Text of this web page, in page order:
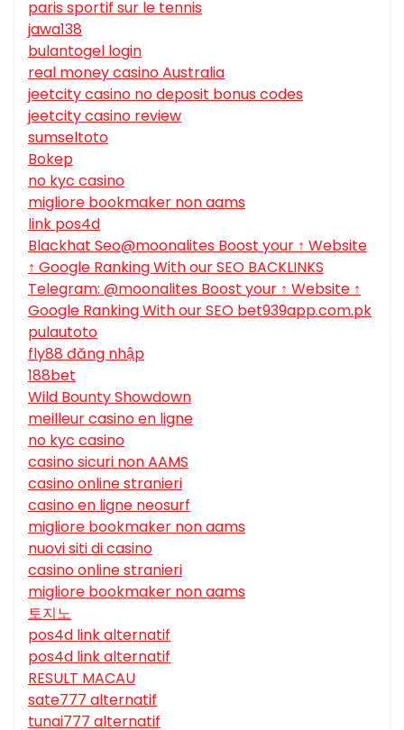
paris sportif sur le tennis
jawa138
bulantogel login
real money casino Australia
jeetcity casino no deposit bonus codes
jeetcity casino review
sumseltoto
Bokep
no kyc casino
migliore bookmaker non aams
link pos4d
Blackhat Seo@moonalites Boost your ↑ Website
↑ Google Ranking With our SEO BACKLINKS
Telegram: @moonalites Boost your ↑ Website ↑
Google Ranking With our SEO bet939app.com.pk
pulautoto
fly88 đăng nhập
188bet
Wild Bounty Showdown
meilleur casino en ligne
no kyc casino
casino sicuri non AAMS
casino online stranieri
casino en ligne neosurf
migliore bookmaker non aams
nuovi siti di casino
casino online stranieri
migliore bookmaker non aams
토지노
pos4d link alternatif
pos4d link alternatif
RESULT MACAU
sate777 alternatif
tunai777 alternatif